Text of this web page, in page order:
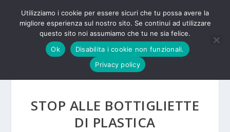
STOP ALLE BOTTIGLIETTE
DI PLASTICA
Utilizziamo i cookie per essere sicuri che tu possa avere la
migliore esperienza sul nostro sito. Se continui ad utilizzare
questo sito noi assumiamo che tu ne sia felice.
Ok
Disabilita i cookie non funzionali.
Privacy policy